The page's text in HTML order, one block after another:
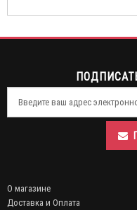
О магазине
Доставка и Оплата